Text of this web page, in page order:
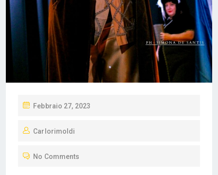
P
S
E
Febbraio 27, 2023
Carlorimoldi
No Comments